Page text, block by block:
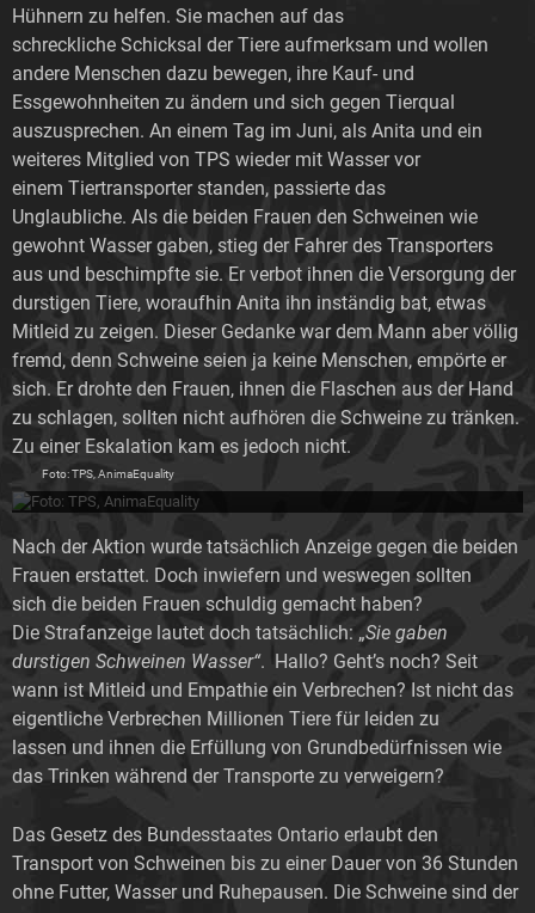
Hühnern zu helfen. Sie machen auf das
schreckliche Schicksal der Tiere aufmerksam und wollen
andere Menschen dazu bewegen, ihre Kauf- und
Essgewohnheiten zu ändern und sich gegen Tierqual
auszusprechen. An einem Tag im Juni, als Anita und ein
weiteres Mitglied von TPS wieder mit Wasser vor
einem Tiertransporter standen, passierte das
Unglaubliche. Als die beiden Frauen den Schweinen wie
gewohnt Wasser gaben, stieg der Fahrer des Transporters
aus und beschimpfte sie. Er verbot ihnen die Versorgung der
durstigen Tiere, woraufhin Anita ihn inständig bat, etwas
Mitleid zu zeigen. Dieser Gedanke war dem Mann aber völlig
fremd, denn Schweine seien ja keine Menschen, empörte er
sich. Er drohte den Frauen, ihnen die Flaschen aus der Hand
zu schlagen, sollten nicht aufhören die Schweine zu tränken.
Zu einer Eskalation kam es jedoch nicht.
Foto: TPS, AnimaEquality
Nach der Aktion wurde tatsächlich Anzeige gegen die beiden
Frauen erstattet. Doch inwiefern und weswegen sollten
sich die beiden Frauen schuldig gemacht haben?
Die Strafanzeige lautet doch tatsächlich: „Sie gaben
durstigen Schweinen Wasser“. Hallo? Geht’s noch? Seit
wann ist Mitleid und Empathie ein Verbrechen? Ist nicht das
eigentliche Verbrechen Millionen Tiere für leiden zu
lassen und ihnen die Erfüllung von Grundbedürfnissen wie
das Trinken während der Transporte zu verweigern?
Das Gesetz des Bundesstaates Ontario erlaubt den
Transport von Schweinen bis zu einer Dauer von 36 Stunden
ohne Futter, Wasser und Ruhepausen. Die Schweine sind der